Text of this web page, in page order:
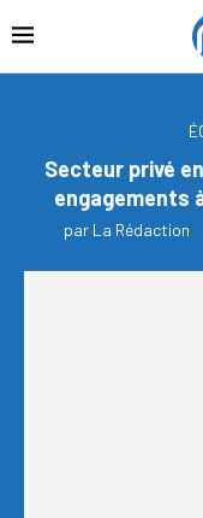
Secteur privé
engagements
par La Rédaction